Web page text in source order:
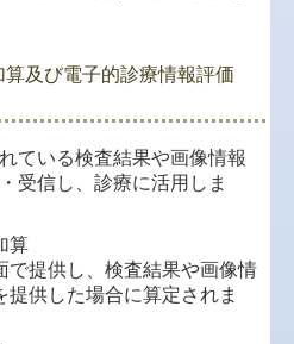
及び電子的診療情報評価
ている検査結果や画像情報
受信し、診療に活用しま
算
で提供し、検査結果や画像情
供した場合に算定されま